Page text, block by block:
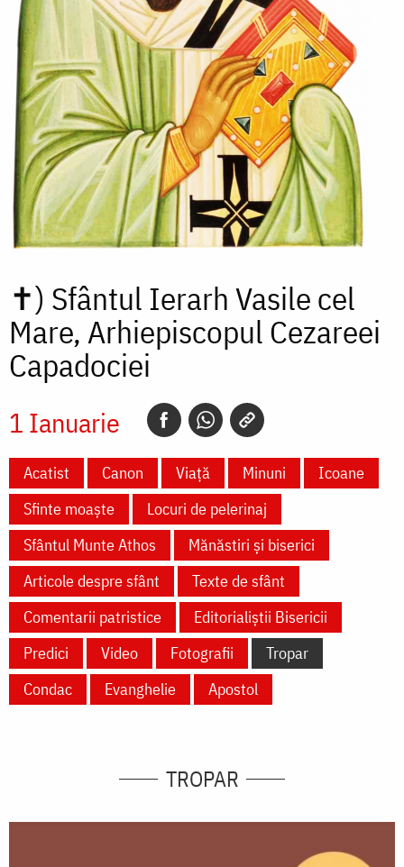
✝) Sfântul Ierarh Vasile cel
Mare, Arhiepiscopul Cezareei
Capadociei
1 Ianuarie
Acatist Canon Viață Minuni
Icoane
Sfinte moaște
Locuri de pelerinaj
Sfântul Munte Athos
Mănăstiri și biserici
Articole despre sfânt
Texte de sfânt
Comentarii patristice
Editorialiștii Bisericii
Predici
Video Fotografii
Tropar
Condac
Evanghelie Apostol
TROPAR